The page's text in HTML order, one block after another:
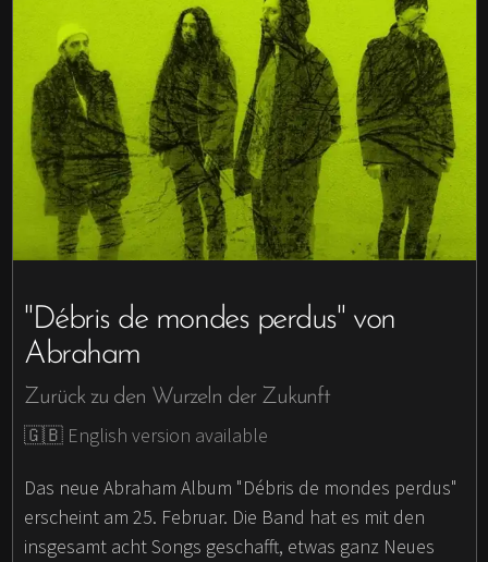
"Débris de mondes perdus" von
Abraham
Zurück zu den Wurzeln der Zukunft
🇬🇧 English version available
Das neue Abraham Album "Débris de mondes perdus"
erscheint am 25. Februar. Die Band hat es mit den
insgesamt acht Songs geschafft, etwas ganz Neues